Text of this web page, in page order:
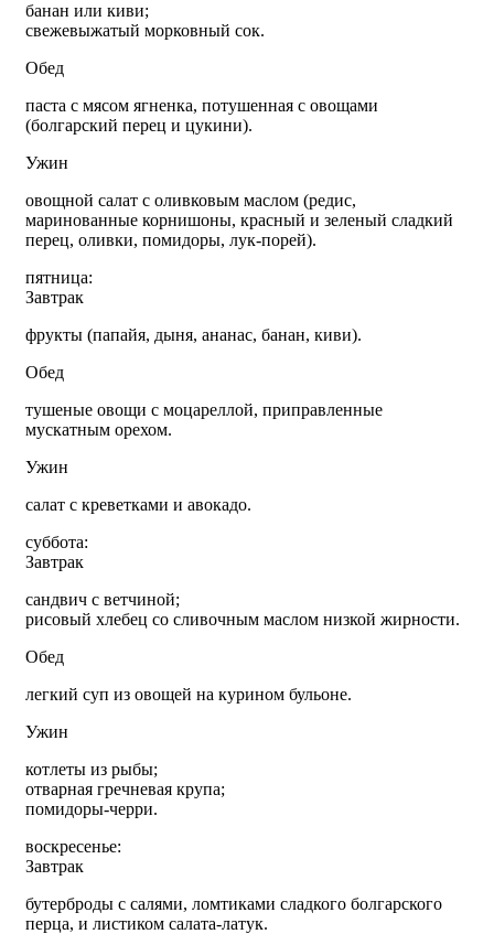
банан или киви;
свежевыжатый морковный сок.
Обед
паста с мясом ягненка, потушенная с овощами
(болгарский перец и цукини).
Ужин
овощной салат с оливковым маслом (редис,
маринованные корнишоны, красный и зеленый сладкий
перец, оливки, помидоры, лук-порей).
пятница:
Завтрак
фрукты (папайя, дыня, ананас, банан, киви).
Обед
тушеные овощи с моцареллой, приправленные
мускатным орехом.
Ужин
салат с креветками и авокадо.
суббота:
Завтрак
сандвич с ветчиной;
рисовый хлебец со сливочным маслом низкой жирности.
Обед
легкий суп из овощей на курином бульоне.
Ужин
котлеты из рыбы;
отварная гречневая крупа;
помидоры-черри.
воскресенье:
Завтрак
бутерброды с салями, ломтиками сладкого болгарского
перца, и листиком салата-латук.